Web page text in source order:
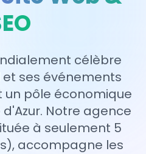
célèbre
ses événements
un pôle économique
Notre agence
à seulement 5
accompagne les